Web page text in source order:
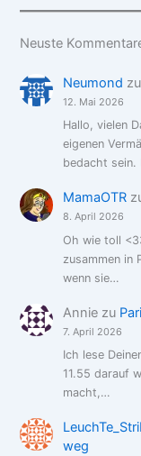
Neuste
Neumond zu
12. Mai 2026
Hallo, vielen
eigenen
bedacht sein.
MamaOTR
8. April 2026
Oh wie toll
zusammen in
wenn sie…
Anniezu
7. April 2026
Ich lese
11.55 darauf
macht,…
weg